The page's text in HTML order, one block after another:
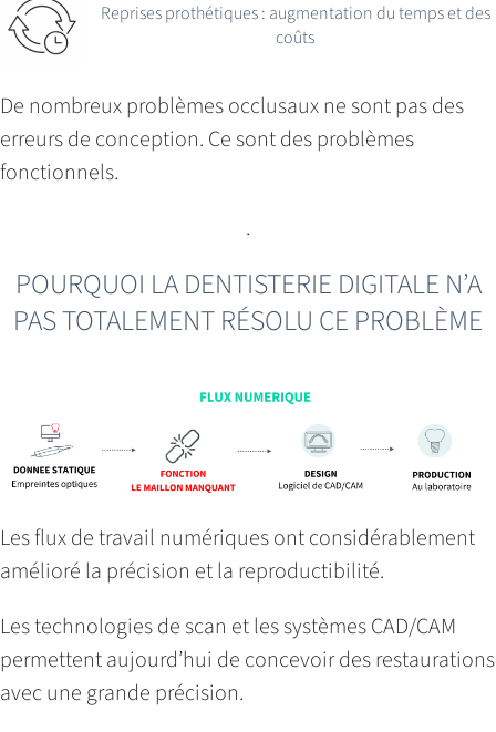
Reprises prothétiques : augmentation du temps et des
coûts
De nombreux problèmes occlusaux ne sont pas des
erreurs de conception. Ce sont des problèmes
fonctionnels.
.
POURQUOI LA DENTISTERIE DIGITALE N’A
PAS TOTALEMENT RÉSOLU CE PROBLÈME
Les flux de travail numériques ont considérablement
amélioré la précision et la reproductibilité.
Les technologies de scan et les systèmes CAD/CAM
permettent aujourd’hui de concevoir des restaurations
avec une grande précision.